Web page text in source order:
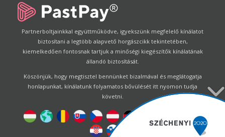
Partnerboltjainkkal együttműködve, igyekszünk megfelelő kínálatot
biztosítani a legtöbb alapvető horgászcikk tekintetében,
kiemelkedően fontosnak tartjuk a minőségi kiegészítők kínálatának
állandó biztosítását.
Köszönjük, hogy megtisztel bennünket bizalmával és meglátogatja
honlapunkat, kínálatunk folyamatos bővülését itt nyomon tudja
követni.